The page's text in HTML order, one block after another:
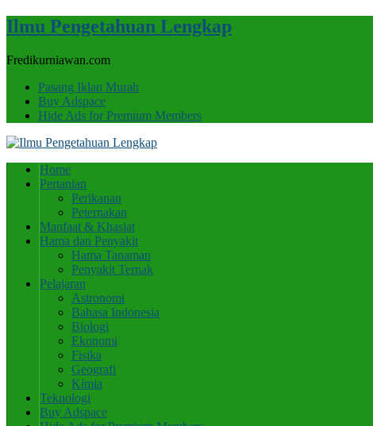
Ilmu Pengetahuan Lengkap
Fredikurniawan.com
Pasang Iklan Murah
Buy Adspace
Hide Ads for Premium Members
Home
Pertanian
Perikanan
Peternakan
Manfaat & Khasiat
Hama dan Penyakit
Hama Tanaman
Penyakit Ternak
Pelajaran
Astronomi
Bahasa Indonesia
Biologi
Ekonomi
Fisika
Geografi
Kimia
Teknologi
Buy Adspace